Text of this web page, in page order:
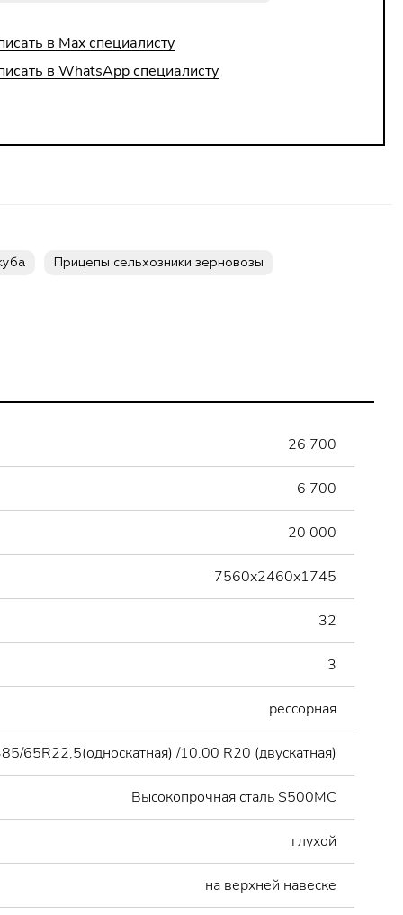
в Max специалисту
в WhatsApp специалисту
Прицепы сельхозники зерновозы
26 700
6 700
20 000
7560х2460х1745
32
3
рессорная
65R22,5(односкатная) /10.00 R20 (двускатная)
Высокопрочная сталь S500MC
глухой
на верхней навеске